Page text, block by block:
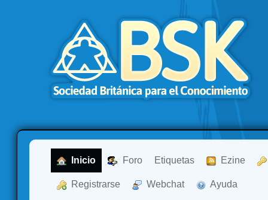
Inicio Foro Etiquetas Ezine
Registrarse Webchat Ayuda